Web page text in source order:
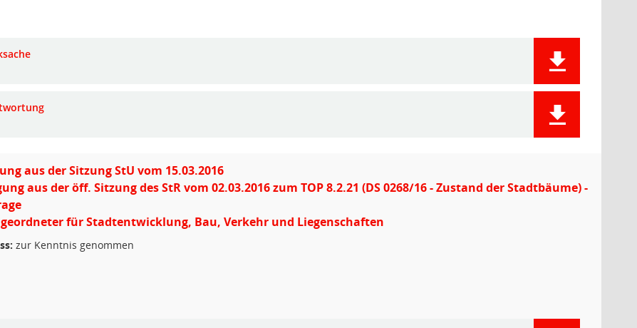
aus der Sitzung StU vom 15.03.2016
aus der öff. Sitzung des StR vom 02.03.2016 zum TOP 8.2.21 (DS 0268/16 - Zustand der Stadtbäume) -
für Stadtentwicklung, Bau, Verkehr und Liegenschaften
zur Kenntnis genommen